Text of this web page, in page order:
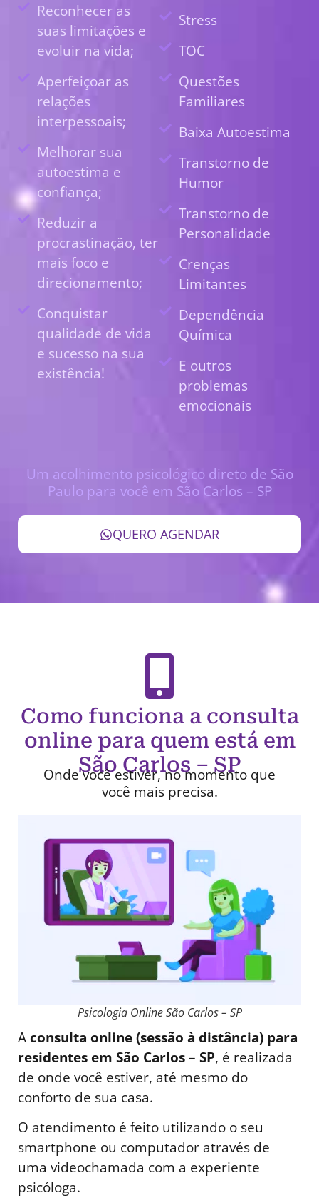
Reconhecer as
suas limitações e
evoluir na vida;
Aperfeiçoar as
relações
interpessoais;
Melhorar sua
autoestima e
confiança;
Reduzir a
procrastinação, ter
mais foco e
direcionamento;
Conquistar
qualidade de vida
e sucesso na sua
existência!
Stress
TOC
Questões
Familiares
Baixa Autoestima
Transtorno de
Humor
Transtorno de
Personalidade
Crenças
Limitantes
Dependência
Química
E outros
problemas
emocionais
Um acolhimento psicológico direto de São
Paulo para você em São Carlos – SP
QUERO AGENDAR
Como funciona a consulta
online para quem está em
São Carlos – SP
Onde você estiver, no momento que
você mais precisa.
Psicologia Online São Carlos – SP
Aconsulta online (sessão à distância) para
residentes em São Carlos – SP, é realizada
de onde você estiver, até mesmo do
conforto de sua casa.
O atendimento é feito utilizando o seu
smartphone ou computador através de
uma videochamada com a experiente
psicóloga.